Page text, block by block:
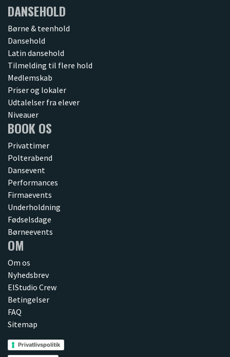
DANSEHOLD
Børne & teenhold
Dansehold
Latin dansehold
Tilmelding til flere hold
Medlemskab
Priser og lokaler
Udtalelser fra elever
Niveauer
BOOK OS
Privattimer
Polterabend
Dansevent
Performances
Firmaevents
Underholdning
Fødselsdage
Børneevents
OM
Om os
Nyhedsbrev
ElStudio Crew
Betingelser
FAQ
Sitemap
Privatlivspolitik